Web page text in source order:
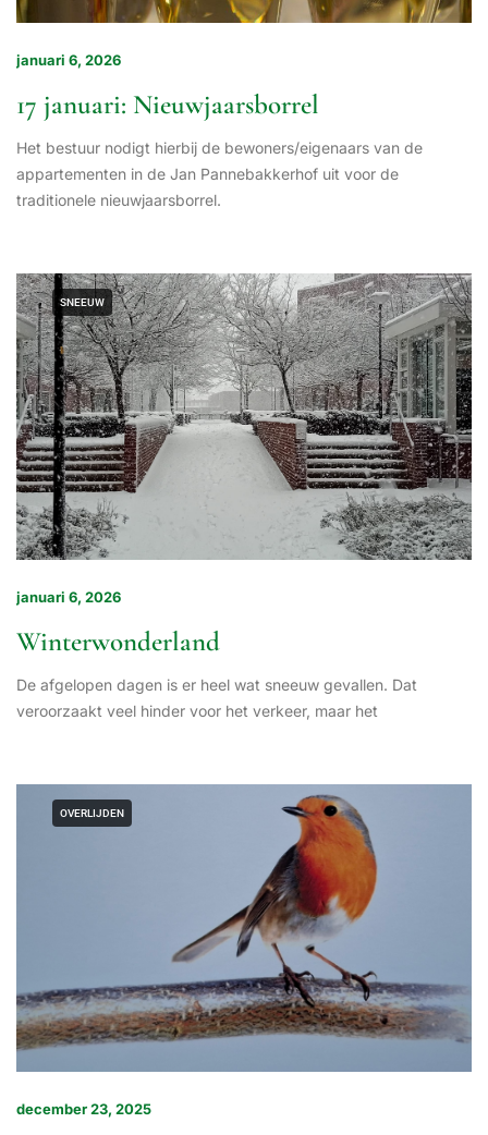
januari 6, 2026
17 januari: Nieuwjaarsborrel
Het bestuur nodigt hierbij de bewoners/eigenaars van de
appartementen in de Jan Pannebakkerhof uit voor de
traditionele nieuwjaarsborrel.
SNEEUW
januari 6, 2026
Winterwonderland
De afgelopen dagen is er heel wat sneeuw gevallen. Dat
veroorzaakt veel hinder voor het verkeer, maar het
OVERLIJDEN
december 23, 2025